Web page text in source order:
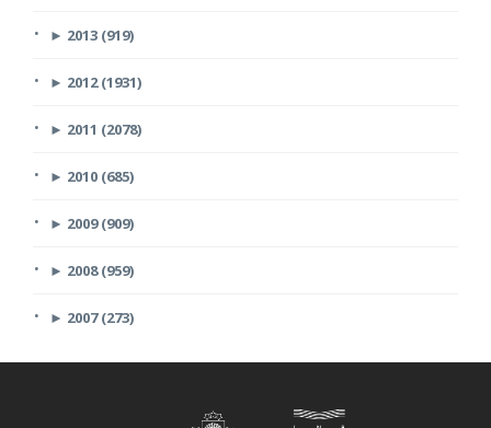
► 2013 (919)
► 2012 (1931)
► 2011 (2078)
► 2010 (685)
► 2009 (909)
► 2008 (959)
► 2007 (273)